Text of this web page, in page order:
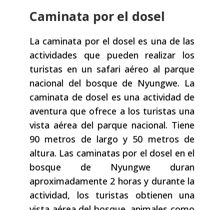
Caminata por el dosel
La caminata por el dosel es una de las
actividades que pueden realizar los
turistas en un safari aéreo al parque
nacional del bosque de Nyungwe. La
caminata de dosel es una actividad de
aventura que ofrece a los turistas una
vista aérea del parque nacional. Tiene
90 metros de largo y 50 metros de
altura. Las caminatas por el dosel en el
bosque de Nyungwe duran
aproximadamente 2 horas y durante la
actividad, los turistas obtienen una